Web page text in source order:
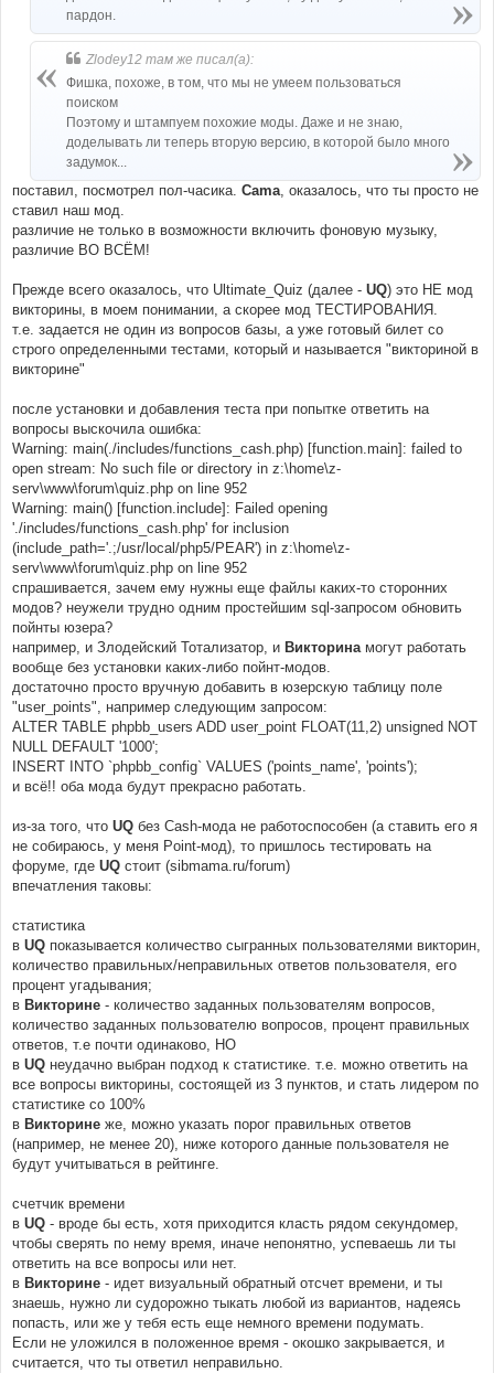
пардон.
Zlodey12 там же писал(а):
Фишка, похоже, в том, что мы не умеем пользоваться
поиском
Поэтому и штампуем похожие моды. Даже и не знаю,
доделывать ли теперь вторую версию, в которой было много
задумок...
поставил, посмотрел пол-часика. Cama, оказалось, что ты просто не
ставил наш мод.
различие не только в возможности включить фоновую музыку,
различие ВО ВСЁМ!
Прежде всего оказалось, что Ultimate_Quiz (далее - UQ) это НЕ мод
викторины, в моем понимании, а скорее мод ТЕСТИРОВАНИЯ.
т.е. задается не один из вопросов базы, а уже готовый билет со
строго определенными тестами, который и называется "викториной в
викторине"
после установки и добавления теста при попытке ответить на
вопросы выскочила ошибка:
Warning: main(./includes/functions_cash.php) [function.main]: failed to
open stream: No such file or directory in z:\home\z-
serv\www\forum\quiz.php on line 952
Warning: main() [function.include]: Failed opening
'./includes/functions_cash.php' for inclusion
(include_path='.;/usr/local/php5/PEAR') in z:\home\z-
serv\www\forum\quiz.php on line 952
спрашивается, зачем ему нужны еще файлы каких-то сторонних
модов? неужели трудно одним простейшим sql-запросом обновить
пойнты юзера?
например, и Злодейский Тотализатор, и Викторинамогут работать
вообще без установки каких-либо пойнт-модов.
достаточно просто вручную добавить в юзерскую таблицу поле
"user_points", например следующим запросом:
ALTER TABLE phpbb_users ADD user_point FLOAT(11,2) unsigned NOT
NULL DEFAULT '1000';
INSERT INTO `phpbb_config` VALUES ('points_name', 'points');
и всё!! оба мода будут прекрасно работать.
из-за того, что UQ без Cash-мода не работоспособен (а ставить его я
не собираюсь, у меня Point-мод), то пришлось тестировать на
форуме, где UQ стоит (sibmama.ru/forum)
впечатления таковы:
статистика
в UQ показывается количество сыгранных пользователями викторин,
количество правильных/неправильных ответов пользователя, его
процент угадывания;
в Викторине - количество заданных пользователям вопросов,
количество заданных пользователю вопросов, процент правильных
ответов, т.е почти одинаково, НО
в UQ неудачно выбран подход к статистике. т.е. можно ответить на
все вопросы викторины, состоящей из 3 пунктов, и стать лидером по
статистике со 100%
в Викторине же, можно указать порог правильных ответов
(например, не менее 20), ниже которого данные пользователя не
будут учитываться в рейтинге.
счетчик времени
в UQ - вроде бы есть, хотя приходится класть рядом секундомер,
чтобы сверять по нему время, иначе непонятно, успеваешь ли ты
ответить на все вопросы или нет.
в Викторине - идет визуальный обратный отсчет времени, и ты
знаешь, нужно ли судорожно тыкать любой из вариантов, надеясь
попасть, или же у тебя есть еще немного времени подумать.
Если не уложился в положенное время - окошко закрывается, и
считается, что ты ответил неправильно.